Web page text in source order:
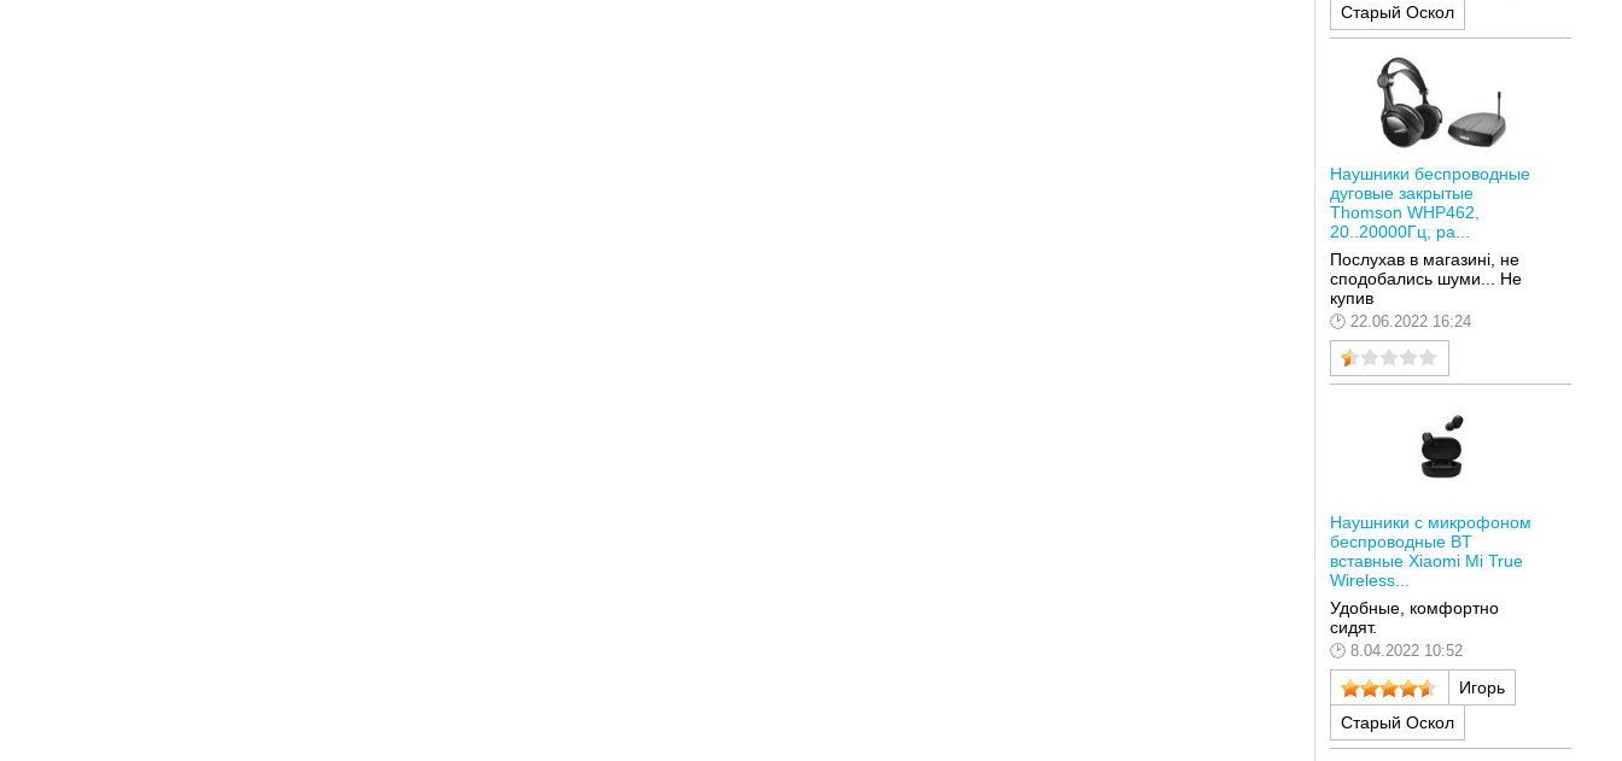
Старый Оскол
Наушники беспроводные
дуговые закрытые
Thomson WHP462,
20..20000Гц, ра...
Послухав в магазині, не
сподобались шуми... Не
купив
22.06.2022 16:24
Наушники с микрофоном
беспроводные BT
вставные Xiaomi Mi True
Wireless...
Удобные, комфортно
сидят.
8.04.2022 10:52
Игорь
Старый Оскол